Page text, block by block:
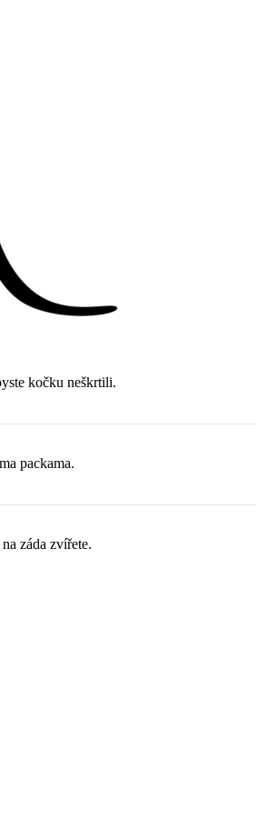
kočku neškrtili.
packama.
záda zvířete.